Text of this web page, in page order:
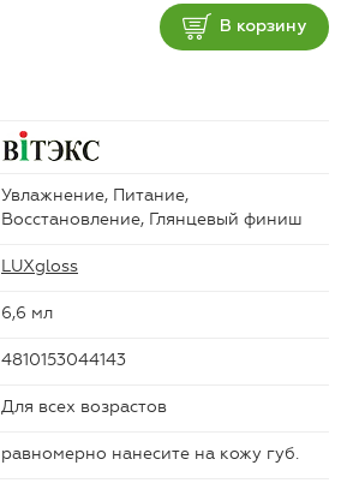
В корзину
Увлажнение, Питание,
Восстановление, Глянцевый финиш
LUXgloss
6,6 мл
4810153044143
Для всех возрастов
равномерно нанесите на кожу губ.